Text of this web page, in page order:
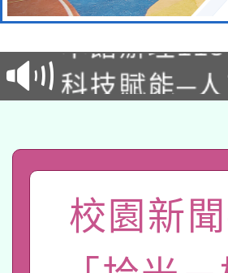
本館辦理
暨閱讀推動
科技賦能─
「數位內容
pilot」
有關大陸委
薪期間赴陸
轉知經濟部
校園新